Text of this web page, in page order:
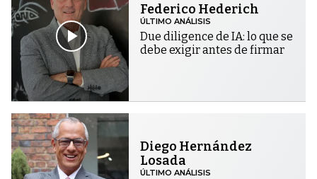
Federico Hederich
ÚLTIMO ANÁLISIS
Due diligence de IA: lo que se
debe exigir antes de firmar
Diego Hernández
Losada
ÚLTIMO ANÁLISIS